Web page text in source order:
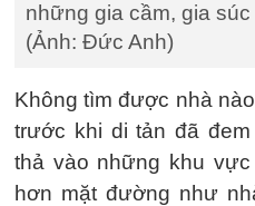
những gia cầm, gia
(Ảnh: Đức Anh)
Không tìm được nhà
trước khi di tản đã
thả vào những khu
hơn mặt đường như